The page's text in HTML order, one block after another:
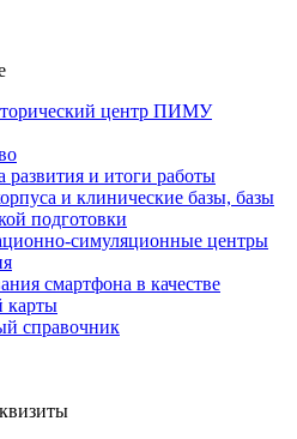
центр ПИМУ
развития и итоги работы
и клинические базы, базы
подготовки
симуляционные центры
смартфона в качестве
карты
справочник